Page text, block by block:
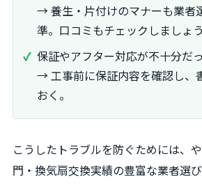
→ 養生・片付けのマナーも業者
準。口コミもチェックしましょう
保証やアフター対応が不十分だ
→ 工事前に保証内容を確認し、
おく。
こうしたトラブルを防ぐためには、
門・換気扇交換実績の豊富な業者選び